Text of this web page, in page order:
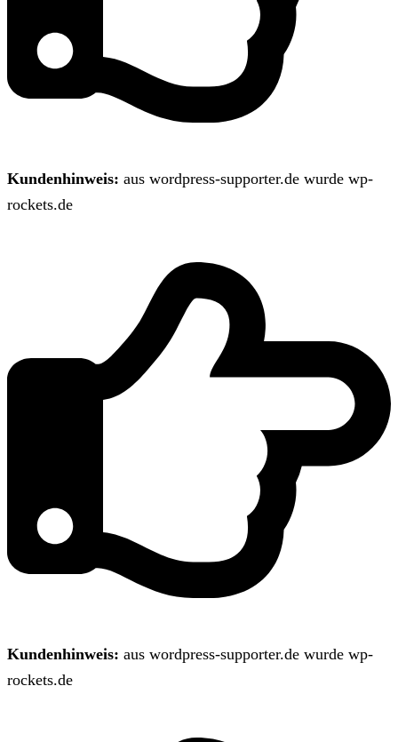
Kundenhinweis: aus wordpress-supporter.de wurde wp-
rockets.de
Kundenhinweis: aus wordpress-supporter.de wurde wp-
rockets.de